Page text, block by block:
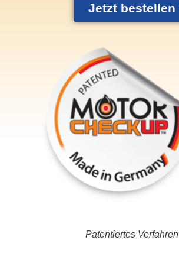
Jetzt bestellen
Patentiertes Verfahren